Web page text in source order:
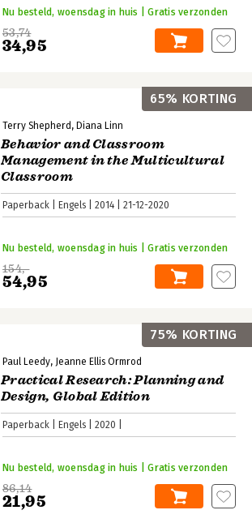
53,74
34,95
Nu besteld, woensdag in huis | Gratis verzonden
Terry Shepherd Diana Linn
Behavior and Classroom
Management in the Multicultural
Classroom
Paperback Engels 2014 21-12-2020
154,-
54,95
Nu besteld, woensdag in huis | Gratis verzonden
65% KORTING
Paul Leedy Jeanne Ellis Ormrod
Practical Research: Planning and
Design, Global Edition
Paperback Engels 2020
86,14
21,95
Nu besteld, woensdag in huis | Gratis verzonden
75% KORTING